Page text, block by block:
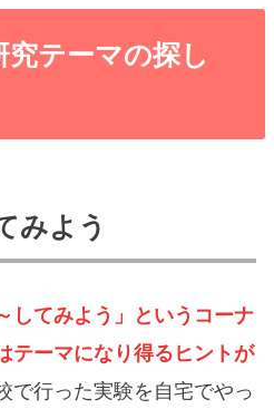
テーマの探し
みよう
してみよう」というコーナ
テーマになり得るヒントが
で行った実験を自宅でやっ